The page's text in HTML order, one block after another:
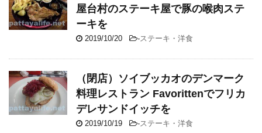
屋台村のステーキ屋で豚の喉肉ステ
ーキを
2019/10/20 -ステーキ・洋食
（閉店）ソイブッカオのデンマーク
料理レストラン Favorittenでフリカ
デレサンドイッチを
2019/10/19 -ステーキ・洋食